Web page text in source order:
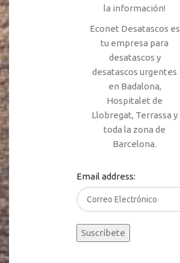
la información!
Econet Desatascos es
tu empresa para
desatascos y
desatascos urgentes
en Badalona,
Hospitalet de
Llobregat, Terrassa y
toda la zona de
Barcelona.
Email address: